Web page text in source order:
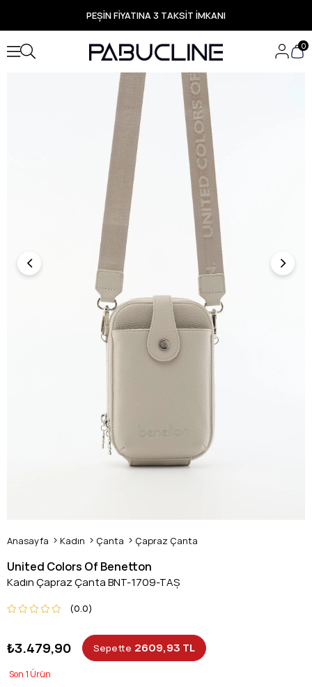
PEŞİN FİYATINA 3 TAKSİT İMKANI
TÜM ÜRÜNLERDE ÜCRETSİZ KARGO
Yeni Sezon Ürünlerde Özel Fırsatlar
Seçili Ürünlerde Hızlı Teslimat
0
Anasayfa Kadın Çanta Çapraz Çanta
United Colors Of Benetton
Kadın Çapraz Çanta BNT-1709-TAŞ
0.0
₺3.479,90 Sepette 2609,93 TL
1